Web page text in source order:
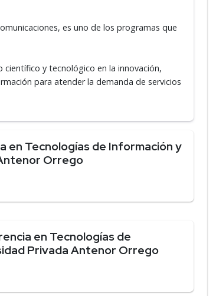
es uno de los programas que
y tecnológico en la innovación,
para atender la demanda de servicios
en Tecnologías de Información y
Orrego
en Tecnologías de
Privada Antenor Orrego